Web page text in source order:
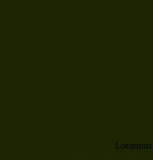
Locations